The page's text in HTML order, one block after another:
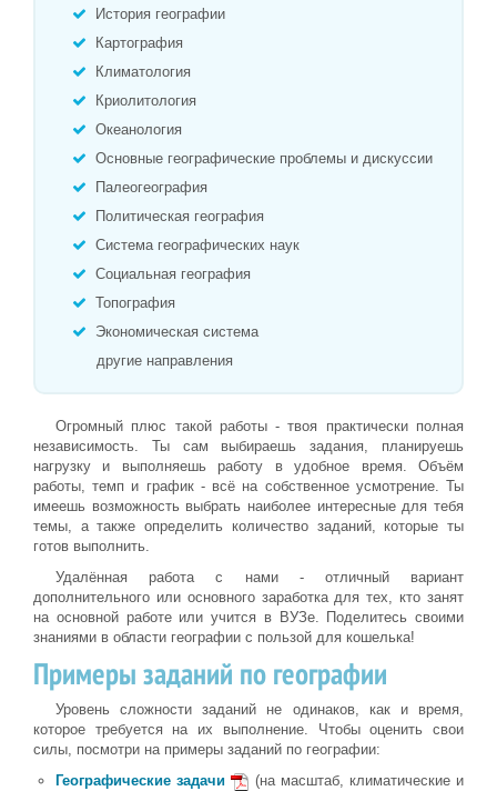
История географии
Картография
Климатология
Криолитология
Океанология
Основные географические проблемы и дискуссии
Палеогеография
Политическая география
Система географических наук
Социальная география
Топография
Экономическая система
другие направления
Огромный плюс такой работы - твоя практически полная
независимость. Ты сам выбираешь задания, планируешь
нагрузку и выполняешь работу в удобное время. Объём
работы, темп и график - всё на собственное усмотрение. Ты
имеешь возможность выбрать наиболее интересные для тебя
темы, а также определить количество заданий, которые ты
готов выполнить.
Удалённая работа с нами - отличный вариант
дополнительного или основного заработка для тех, кто занят
на основной работе или учится в ВУЗе. Поделитесь своими
знаниями в области географии с пользой для кошелька!
Примеры заданий по географии
Уровень сложности заданий не одинаков, как и время,
которое требуется на их выполнение. Чтобы оценить свои
силы, посмотри на примеры заданий по географии:
Географические задачи
(на масштаб, климатические и